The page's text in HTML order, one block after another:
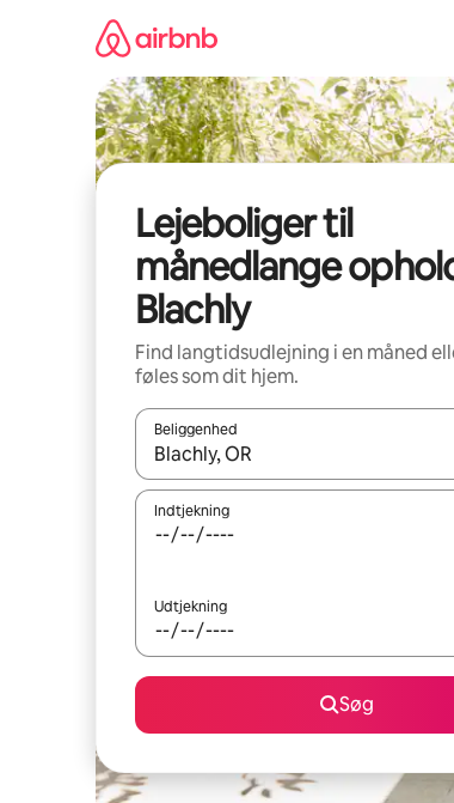
Lejeboliger til
månedlange
Blachly
Find langtidsudlejning i en måned
føles som dit hjem.
Beliggenhed
Når resultaterne er tilgængelige, skal
Indtjekning
Udtjekning
Søg